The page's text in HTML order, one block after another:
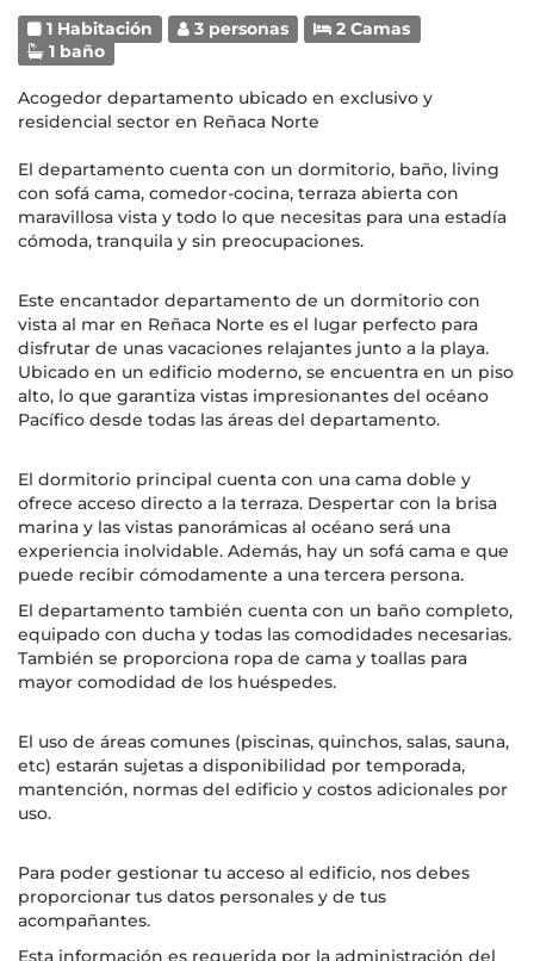
1 Habitación 3 personas
2 Camas
1 baño
Acogedor departamento ubicado en exclusivo y
residencial sector en Reñaca Norte
El departamento cuenta con un dormitorio, baño, living
con sofá cama, comedor-cocina, terraza abierta con
maravillosa vista y todo lo que necesitas para una estadía
cómoda, tranquila y sin preocupaciones.
Este encantador departamento de un dormitorio con
vista al mar en Reñaca Norte es el lugar perfecto para
disfrutar de unas vacaciones relajantes junto a la playa.
Ubicado en un edificio moderno, se encuentra en un piso
alto, lo que garantiza vistas impresionantes del océano
Pacífico desde todas las áreas del departamento.
El dormitorio principal cuenta con una cama doble y
ofrece acceso directo a la terraza. Despertar con la brisa
marina y las vistas panorámicas al océano será una
experiencia inolvidable. Además, hay un sofá cama e que
puede recibir cómodamente a una tercera persona.
El departamento también cuenta con un baño completo,
equipado con ducha y todas las comodidades necesarias.
También se proporciona ropa de cama y toallas para
mayor comodidad de los huéspedes.
El uso de áreas comunes (piscinas, quinchos, salas, sauna,
etc) estarán sujetas a disponibilidad por temporada,
mantención, normas del edificio y costos adicionales por
uso.
Para poder gestionar tu acceso al edificio, nos debes
proporcionar tus datos personales y de tus
acompañantes.
Esta información es requerida por la administración del